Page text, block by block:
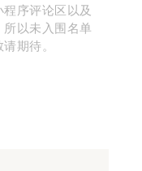
序评论区以及
以未入围名单
期待。